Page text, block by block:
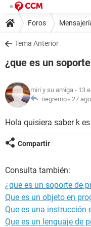
Foros
Tema Anterior
¿que es un
miri y su amiga - 13
negremo - 27
Hola quisiera saber k
Compartir
Consulta también:
¿que es un soporte de
Que es un objeto en
Que es una instrucción
Que es un lenguaje de